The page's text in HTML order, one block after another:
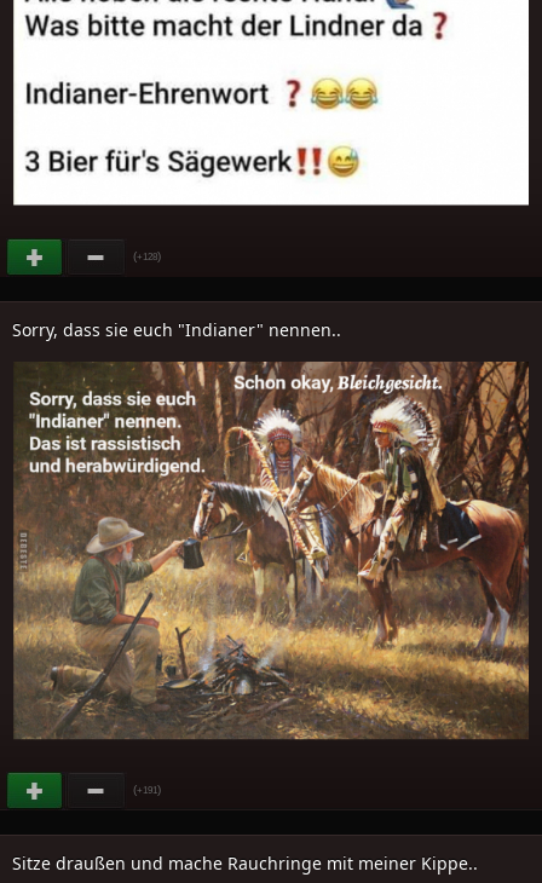
(+128)
Sorry, dass sie euch "Indianer" nennen..
(+191)
Sitze draußen und mache Rauchringe mit meiner Kippe..